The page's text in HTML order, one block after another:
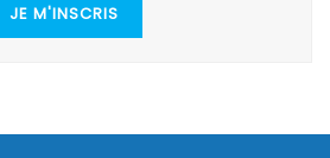
JE M'INSCRIS